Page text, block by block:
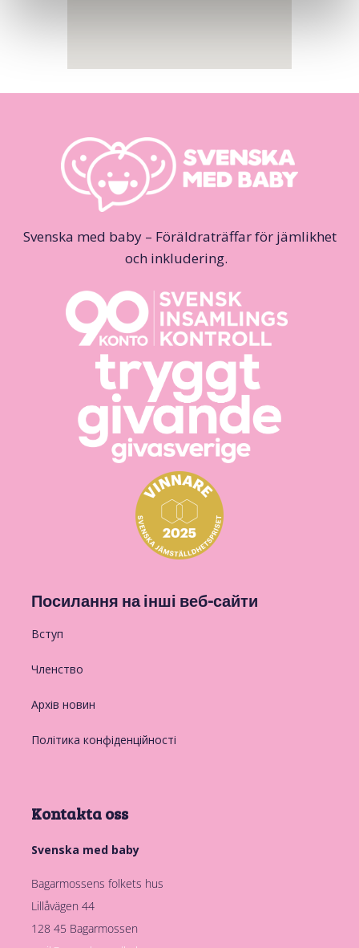
Svenska med baby – Föräldraträffar för jämlikhet
och inkludering.
Посилання на інші веб-сайти
Вступ
Членство
Архів новин
Політика конфіденційності
Kontakta oss
Svenska med baby
Bagarmossens folkets hus
Lillåvägen 44
128 45 Bagarmossen